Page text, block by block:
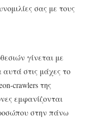
σας με τους
γίνεται με
στις μάχες το
crawlers της
εμφανίζονται
στην πάνω